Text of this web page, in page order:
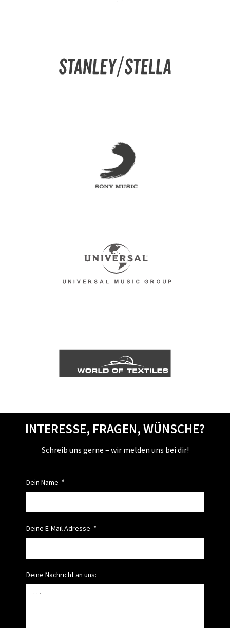
INTERESSE, FRAGEN, WÜNSCHE?
Schreib uns gerne – wir melden uns bei dir!
Dein Name
Deine E-Mail Adresse
Deine Nachricht an uns: